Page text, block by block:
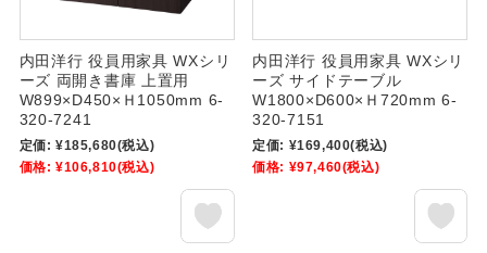
内田洋行 役員用家具 WXシリ
ーズ 両開き書庫 上置用
W899×D450×Ｈ1050mm 6-
320-7241
定価: ¥185,680(税込)
価格: ¥106,810(税込)
内田洋行 役員用家具 WXシリ
ーズ サイドテーブル
W1800×D600×Ｈ720mm 6-
320-7151
定価: ¥169,400(税込)
価格: ¥97,460(税込)